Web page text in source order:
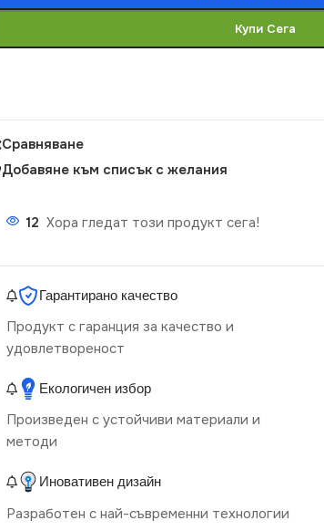
Купи Сега
Сравняване
Добавяне към списък с желания
12 Хора гледат този продукт сега!
Гарантирано качество
Продукт с гаранция за качество и
удовлетвореност
Екологичен избор
Произведен с устойчиви материали и
методи
Иновативен дизайн
Разработен с най-съвременни технологии